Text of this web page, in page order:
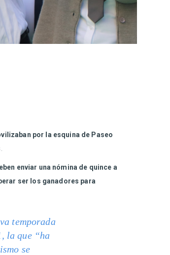
por la esquina de Paseo
enviar una nómina de quince a
ser los ganadores para
temporada
la que “ha
se